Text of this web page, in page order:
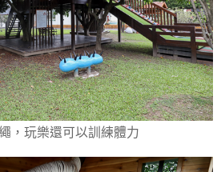
，玩樂還可以訓練體力